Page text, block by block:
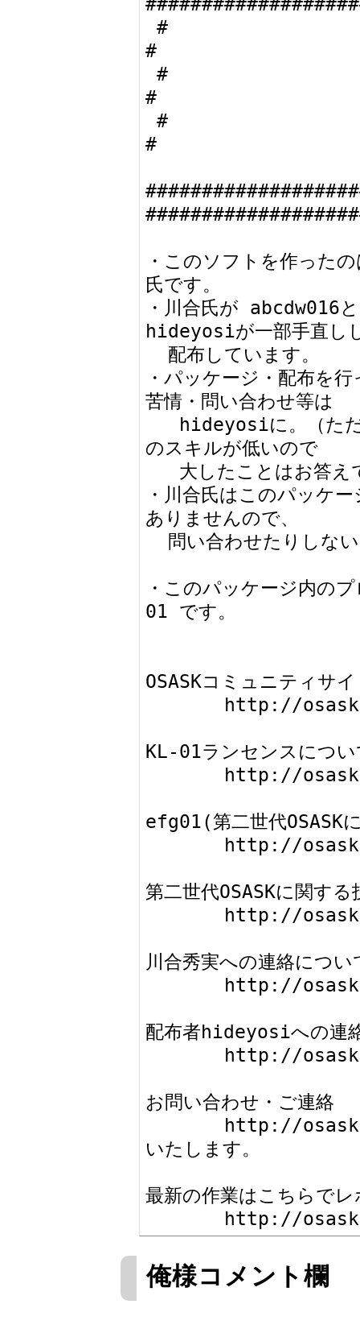
#
#
#
・このソフトを作った
氏です。
・川合氏が abcdw016
hideyosiが一部手直し
・パッケージ・配布を
苦情・問い合わせ等は
のスキルが低いので
・川合氏はこのパッケ
ありませんので、
・このパッケージ内の
01 です。
OSASKコミュニティサ
KL-01ランセンスについ
efg01(第二世代OSASK
第二世代OSASKに関す
川合秀実への連絡につい
配布者hideyosiへの連
お問い合わせ・ご連絡
いたします。
最新の作業はこちらで
http://
俺様コメント欄